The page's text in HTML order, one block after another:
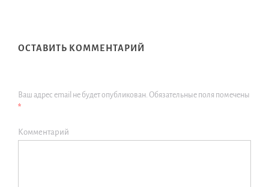
ОСТАВИТЬ КОММЕНТАРИЙ
Ваш адрес email не будет опубликован. Обязательные поля помечены
*
Комментарий